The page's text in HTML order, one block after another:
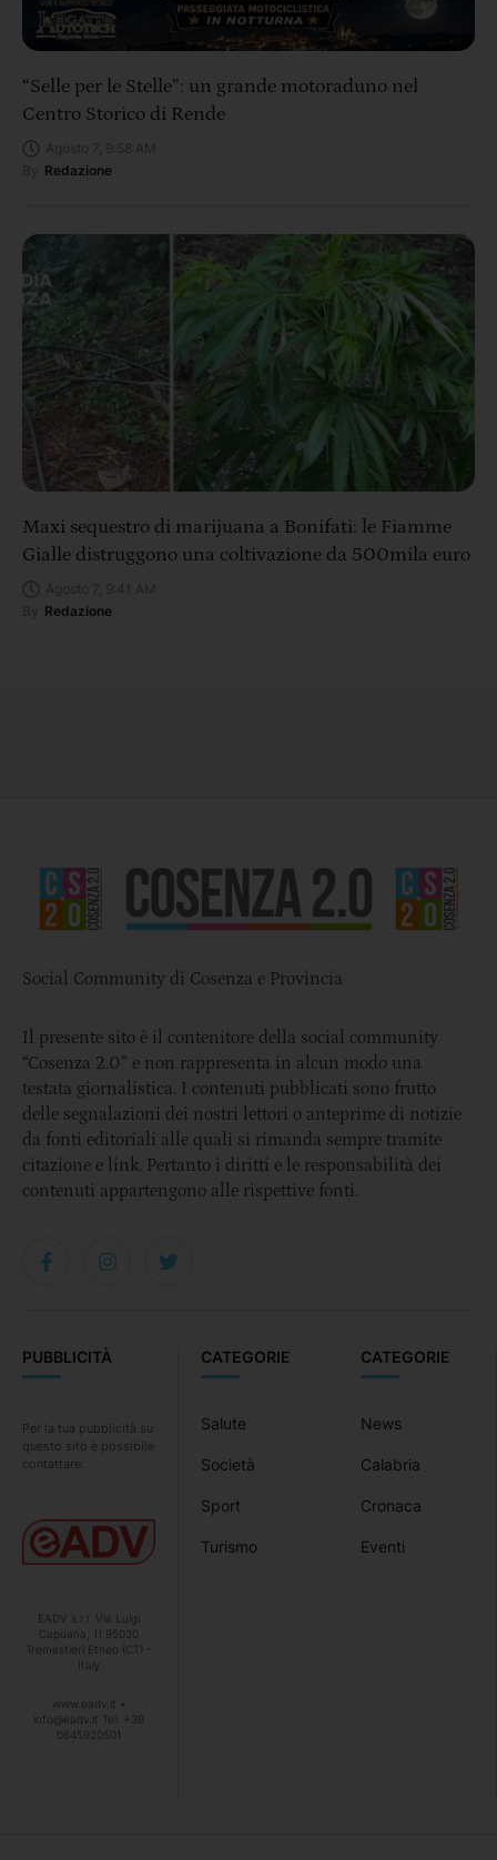
“Selle per le Stelle”: un grande motoraduno nel
Centro Storico di Rende
Redazione
Maxi sequestro di marijuana a Bonifati: le Fiamme
Gialle distruggono una coltivazione da 500mila euro
Redazione
CATEGORIE
News
Calabria
Cronaca
Eventi
CATEGORIE
Salute
Società
Sport
Turismo
PUBBLICITÀ
Per la tua pubblicità su
questo sito è possibile
contattare:
EADV s.r.l. Via Luigi
Capuana, 11 95030
Tremestieri Etneo (CT) –
Italy
www.eadv.it •
info@eadv.it Tel: +39
0645920501
Social Community di Cosenza e Provincia
Il presente sito è il contenitore della social community
“Cosenza 2.0” e non rappresenta in alcun modo una
testata giornalistica. I contenuti pubblicati sono frutto
delle segnalazioni dei nostri lettori o anteprime di notizie
da fonti editoriali alle quali si rimanda sempre tramite
citazione e link. Pertanto i diritti e le responsabilità dei
contenuti appartengono alle rispettive fonti.